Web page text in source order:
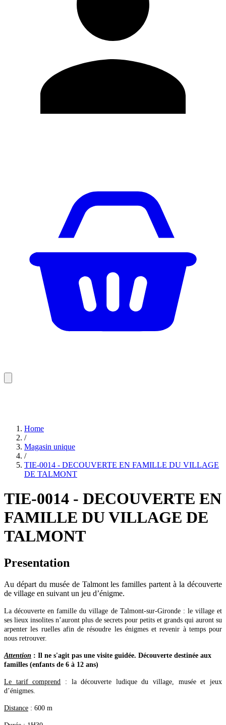
Home
/
Magasin unique
/
TIE-0014 - DECOUVERTE EN FAMILLE DU VILLAGE
DE TALMONT
TIE-0014 - DECOUVERTE EN
FAMILLE DU VILLAGE DE
TALMONT
Presentation
Au départ du musée de Talmont les familles partent à la découverte
de village en suivant un jeu d’énigme.
La découverte en famille du village de Talmont-sur-Gironde : le village et
ses lieux insolites n’auront plus de secrets pour petits et grands qui auront su
arpenter les ruelles afin de résoudre les énigmes et revenir à temps pour
nous retrouver.
Attention : Il ne s'agit pas une visite guidée. Découverte destinée aux
familles (enfants de 6 à 12 ans)
Le tarif comprend : la découverte ludique du village, musée et jeux
d’énigmes.
Distance : 600 m